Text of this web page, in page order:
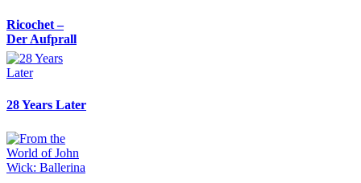
Ricochet –
Der Aufprall
28 Years Later